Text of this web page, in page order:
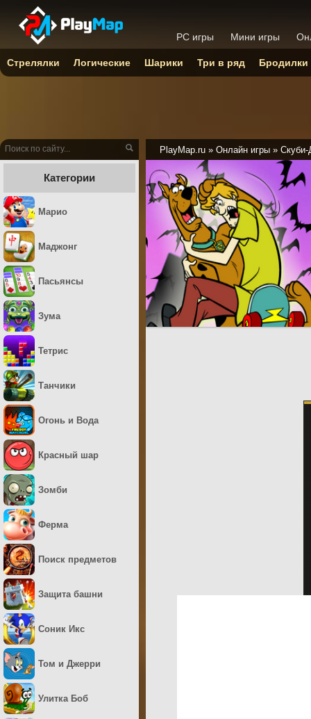
PlayMap.ru » Онлайн игры » Скуби-
Категории
Марио
Маджонг
Пасьянсы
Зума
Тетрис
Танчики
Огонь и Вода
Красный шар
Зомби
Ферма
Поиск предметов
Защита башни
Соник Икс
Том и Джерри
Улитка Боб
PC игры Мини игры
Стрелялки Логические Шарики Три в ряд Бродилки